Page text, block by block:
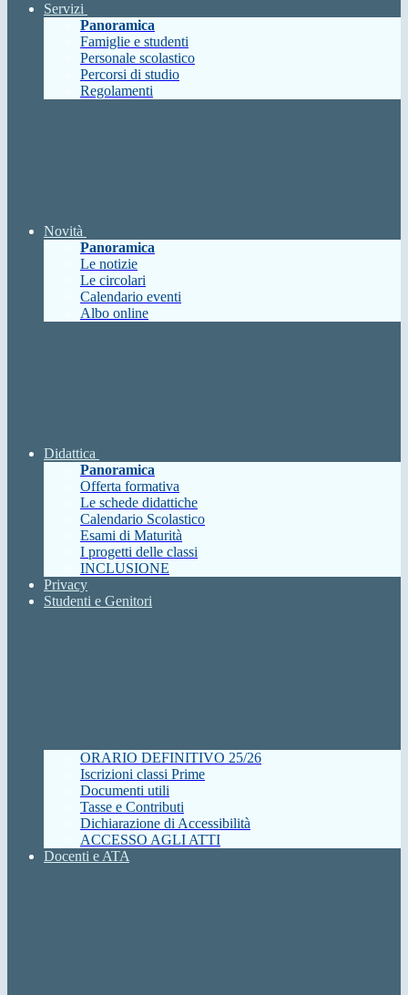
Servizi
Panoramica
Famiglie e studenti
Personale scolastico
Percorsi di studio
Regolamenti
Novità
Panoramica
Le notizie
Le circolari
Calendario eventi
Albo online
Didattica
Panoramica
Offerta formativa
Le schede didattiche
Calendario Scolastico
Esami di Maturità
I progetti delle classi
INCLUSIONE
Privacy
Studenti e Genitori
ORARIO DEFINITIVO 25/26
Iscrizioni classi Prime
Documenti utili
Tasse e Contributi
Dichiarazione di Accessibilità
ACCESSO AGLI ATTI
Docenti e ATA